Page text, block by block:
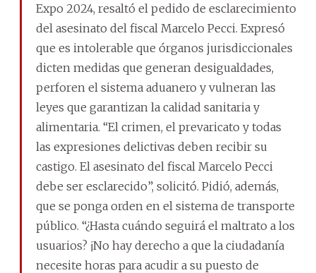
Expo 2024, resaltó el pedido de esclarecimiento
del asesinato del fiscal Marcelo Pecci. Expresó
que es intolerable que órganos jurisdiccionales
dicten medidas que generan desigualdades,
perforen el sistema aduanero y vulneran las
leyes que garantizan la calidad sanitaria y
alimentaria. “El crimen, el prevaricato y todas
las expresiones delictivas deben recibir su
castigo. El asesinato del fiscal Marcelo Pecci
debe ser esclarecido”, solicitó. Pidió, además,
que se ponga orden en el sistema de transporte
público. “¿Hasta cuándo seguirá el maltrato a los
usuarios? ¡No hay derecho a que la ciudadanía
necesite horas para acudir a su puesto de